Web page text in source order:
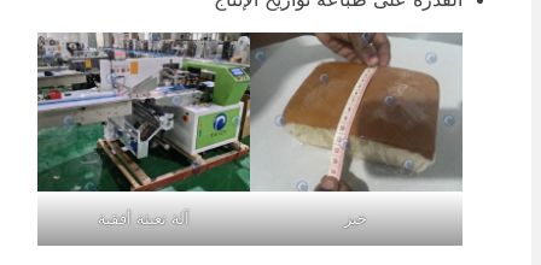
آلة تعبئة أفقية